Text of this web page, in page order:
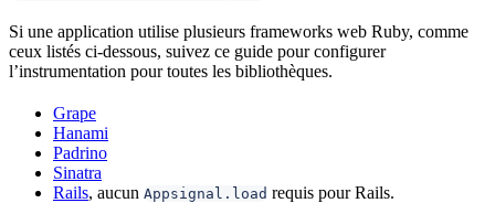
Si une application utilise plusieurs frameworks web Ruby, comme
ceux listés ci-dessous, suivez ce guide pour configurer
l’instrumentation pour toutes les bibliothèques.
Grape
Hanami
Padrino
Sinatra
Rails, aucun Appsignal.load requis pour Rails.